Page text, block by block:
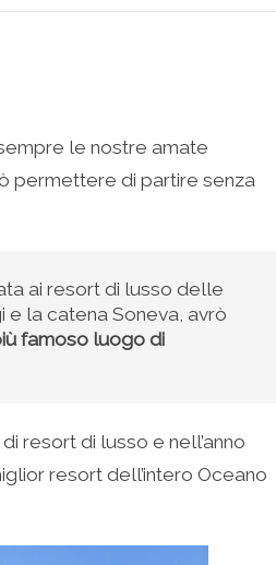
le nostre amate
permettere di partire senza
ai resort di lusso delle
la catena Soneva, avrò
famoso luogo di
resort di lusso e nell’anno
resort dell’intero Oceano